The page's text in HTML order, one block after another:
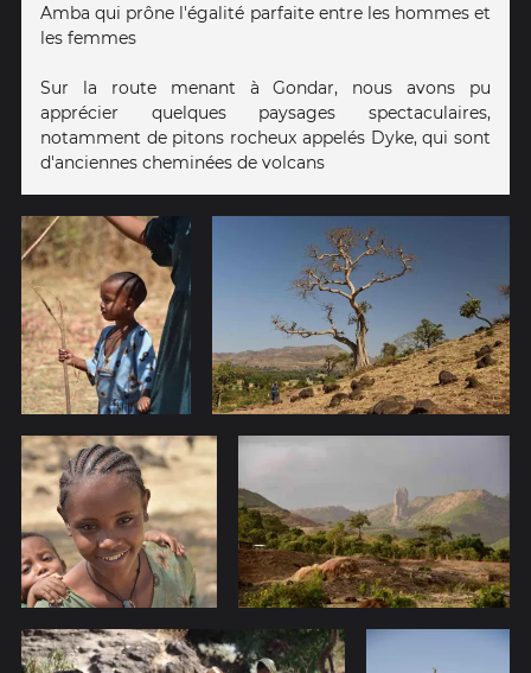
Amba qui prône l'égalité parfaite entre les hommes et
les femmes
Sur la route menant à Gondar, nous avons pu
apprécier quelques paysages spectaculaires,
notamment de pitons rocheux appelés Dyke, qui sont
d'anciennes cheminées de volcans